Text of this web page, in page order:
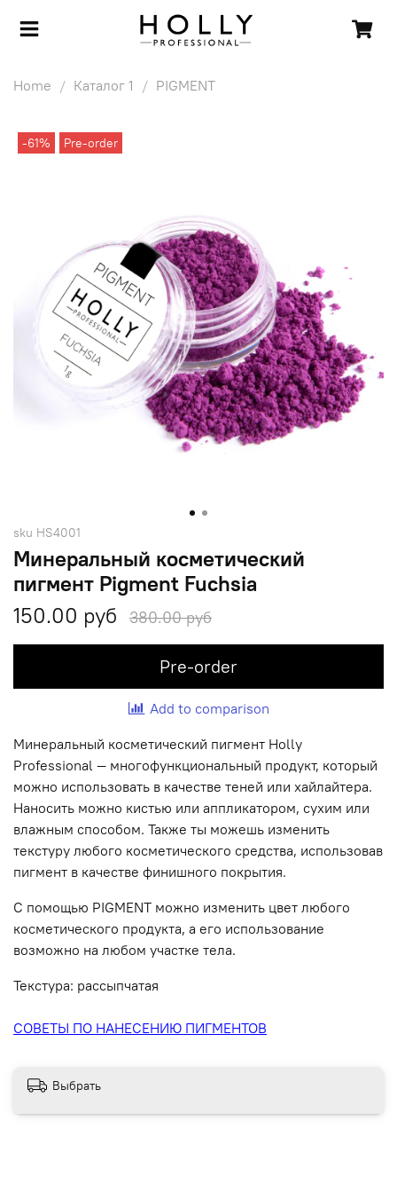
Home Каталог 1 PIGMENT
-61% Pre-order
sku HS4001
Минеральный косметический
пигмент Pigment Fuchsia
150.00 руб
380.00 руб
Pre-order
Add to comparison
Минеральный косметический пигмент Holly
Professional — многофункциональный продукт, который
можно использовать в качестве теней или хайлайтера.
Наносить можно кистью или аппликатором, сухим или
влажным способом. Также ты можешь изменить
текстуру любого косметического средства, использовав
пигмент в качестве финишного покрытия.
С помощью PIGMENT можно изменить цвет любого
косметического продукта, а его использование
возможно на любом участке тела.
Текстура: рассыпчатая
СОВЕТЫ ПО НАНЕСЕНИЮ ПИГМЕНТОВ
Выбрать